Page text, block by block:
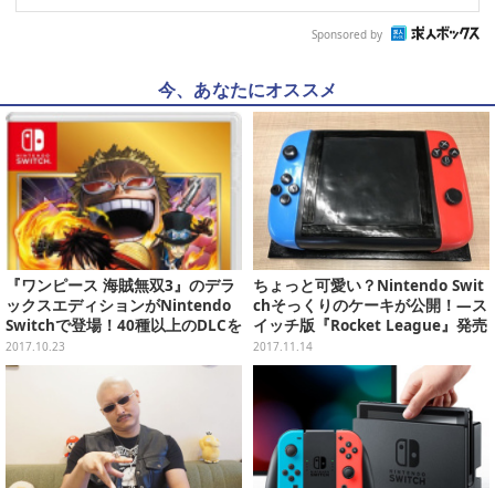
Sponsored by
今、あなたにオススメ
『ワンピース 海賊無双3』のデラ
ックスエディションがNintendo
Switchで登場！40種以上のDLCを
収録
2017.10.23
ちょっと可愛い？Nintendo Swit
chそっくりのケーキが公開！―ス
イッチ版『Rocket League』発売
記念に
2017.11.14